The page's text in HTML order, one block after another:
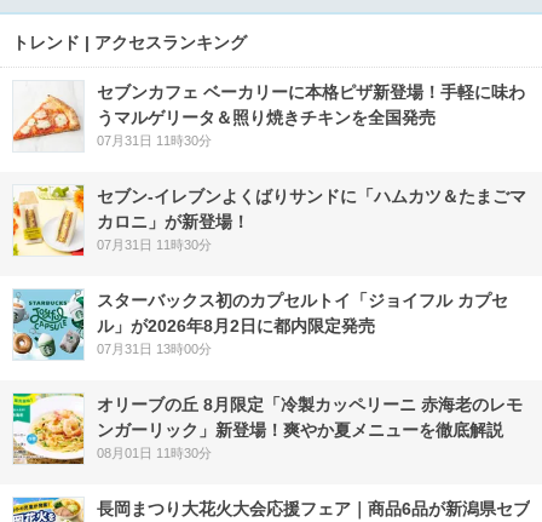
トレンド | アクセスランキング
セブンカフェ ベーカリーに本格ピザ新登場！手軽に味わ
うマルゲリータ＆照り焼きチキンを全国発売
07月31日 11時30分
セブン‐イレブンよくばりサンドに「ハムカツ＆たまごマ
カロニ」が新登場！
07月31日 11時30分
スターバックス初のカプセルトイ「ジョイフル カプセ
ル」が2026年8月2日に都内限定発売
07月31日 13時00分
オリーブの丘 8月限定「冷製カッペリーニ 赤海老のレモ
ンガーリック」新登場！爽やか夏メニューを徹底解説
08月01日 11時30分
長岡まつり大花火大会応援フェア｜商品6品が新潟県セブ